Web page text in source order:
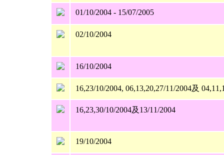
01/10/2004 - 15/07/2005
02/10/2004
16/10/2004
16,23/10/2004, 06,13,20,27/11/2004及
16,23,30/10/2004及13/11/2004
19/10/2004